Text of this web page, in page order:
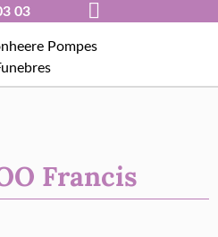
03
Francis